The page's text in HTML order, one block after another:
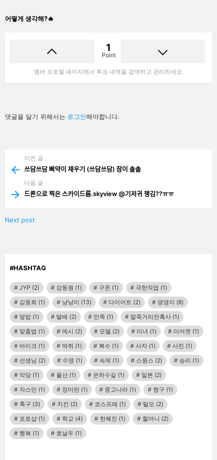
어떻게 생각해?🔥
1
Point
멤버 프로필 페이지에서 투표 내역을 검색하고 관리하세요.
답
글
댓글을 달기 위해서는 로그인해야합니다.
more
이전 글
쓰담쓰담 삐약이 재우기 (쓰담쓰담) 잠이 솔솔
다음 글
드론으로 찍은 스카이드롭.skyview @기저귀 챙김??ㅠㅠ
Next post
#HASHTAG
JYP (2) 강동원 (1) 구몬 (1) 극한직업 (1)
김동희 (1) 냥냥이 (13) 다이어트 (2) 댕댕이 (8)
덮밥 (1) 딸배 (2) 만족 (1) 말죽거리잔혹사 (1)
맞춤법 (1) 메시 (2) 모델 (2) 미녀 (1) 미어캣 (1)
바이크 (1) 박쥐 (1) 복수 (1) 사자 (1) 사진 (1)
선생님 (2) 수영 (1) 숙제 (1) 스윙스 (2) 승리 (1)
악당 (1) 울산 (1) 은하수길 (1) 일본 (2)
자스민 (1) 장미란 (1) 중고나라 (1) 짱구 (1)
축구 (3) 치킨 (2) 코스프레 (1) 탈모 (2)
포토샵 (1) 학교 (4) 한혜진 (1) 할머니 (2)
행복 (1) 호날두 (1)